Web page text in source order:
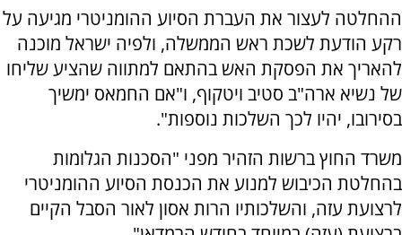
ההחלטה לעצור את העברת הסיוע ההומניטרי מגיעה על
רקע הודעת לשכת ראש הממשלה, ולפיה ישראל מוכנה
להאריך את הפסקת האש בהתאם למתווה שהציע שליחו
של נשיא ארה"ב סטיב ויטקוף, ו"אם החמאס ימשיך
בסירובו, יהיו לכך השלכות נוספות".
משרד החוץ ברשות הזהיר מפני "הסכנות הגלומות
בהחלטת הכיבוש למנוע את הכנסת הסיוע ההומניטרי
לרצועת עזה, והשלכותיו הרות אסון לאור הסבל הקיים